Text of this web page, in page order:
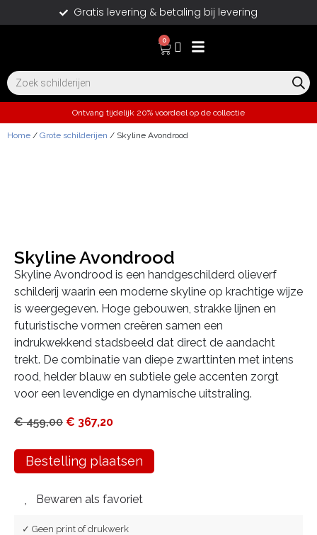
Gratis levering & betaling bij levering
0
Ontvang tijdelijk 20% voordeel op de collectie
Home / Grote schilderijen / Skyline Avondrood
Skyline Avondrood
Skyline Avondrood is een handgeschilderd olieverf
schilderij waarin een moderne skyline op krachtige wijze
is weergegeven. Hoge gebouwen, strakke lijnen en
futuristische vormen creëren samen een
indrukwekkend stadsbeeld dat direct de aandacht
trekt. De combinatie van diepe zwarttinten met intens
rood, helder blauw en subtiele gele accenten zorgt
voor een levendige en dynamische uitstraling.
€459,00 € 367,20
Bestelling plaatsen
Bewaren als favoriet
✓ Geen print of drukwerk